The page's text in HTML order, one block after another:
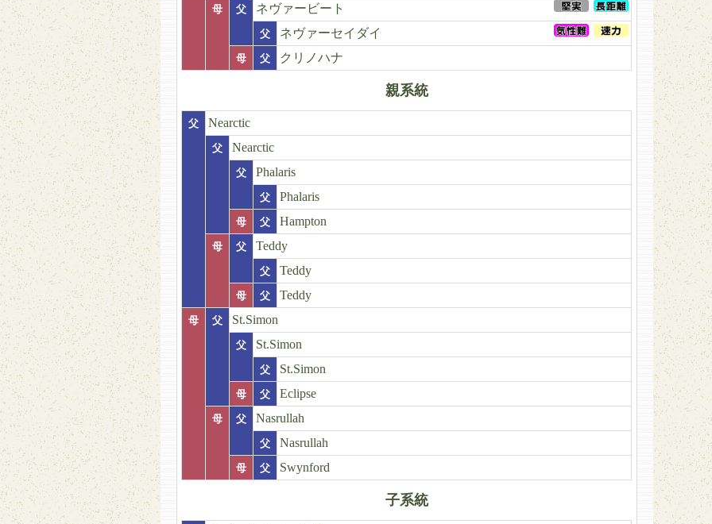
母 父 ネヴァービート
父 ネヴァーセイダイ
母 父 クリノハナ
親系統
父 Nearctic
父 Nearctic
父 Phalaris
父 Phalaris
母 父 Hampton
母 父 Teddy
父 Teddy
母 父 Teddy
母 父 St.Simon
父 St.Simon
父 St.Simon
母 父 Eclipse
母 父 Nasrullah
父 Nasrullah
母 父 Swynford
子系統